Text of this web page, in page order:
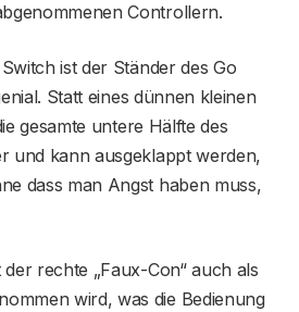
Controllern.
ist der Ständer des Go
Statt eines dünnen kleinen
gesamte untere Hälfte des
und kann ausgeklappt werden,
dass man Angst haben muss,
rechte „Faux-Con“ auch als
wird, was die Bedienung